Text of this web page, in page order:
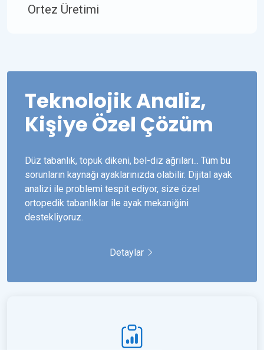
Ortez Üretimi
Teknolojik Analiz,
Kişiye Özel Çözüm
Düz tabanlık, topuk dikeni, bel-diz ağrıları... Tüm bu
sorunların kaynağı ayaklarınızda olabilir. Dijital ayak
analizi ile problemi tespit ediyor, size özel
ortopedik tabanlıklar ile ayak mekaniğini
destekliyoruz.
Detaylar